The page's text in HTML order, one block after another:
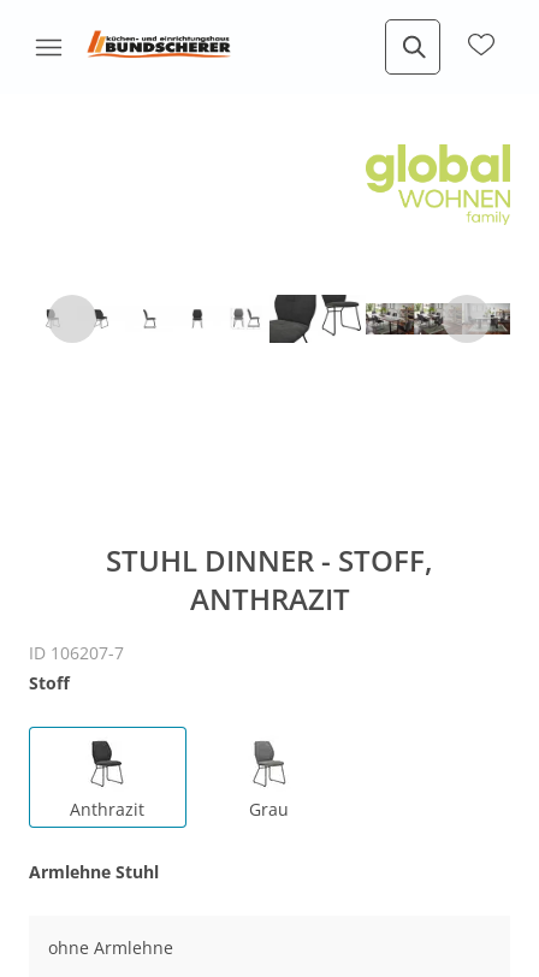
STUHL DINNER - STOFF,
ANTHRAZIT
ID 106207-7
Stoff
Anthrazit Grau
Armlehne Stuhl
ohne Armlehne